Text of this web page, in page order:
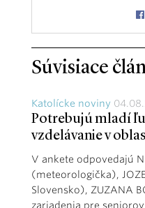
Súvisiace
Katolícke noviny
Potrebujú mladí
vzdelávanie v
V ankete odpovedajú
(meteorologička),
Slovensko), ZUZANA
zariadenia pre